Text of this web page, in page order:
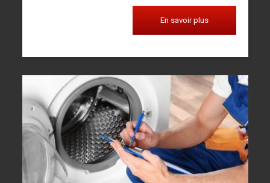
En savoir plus